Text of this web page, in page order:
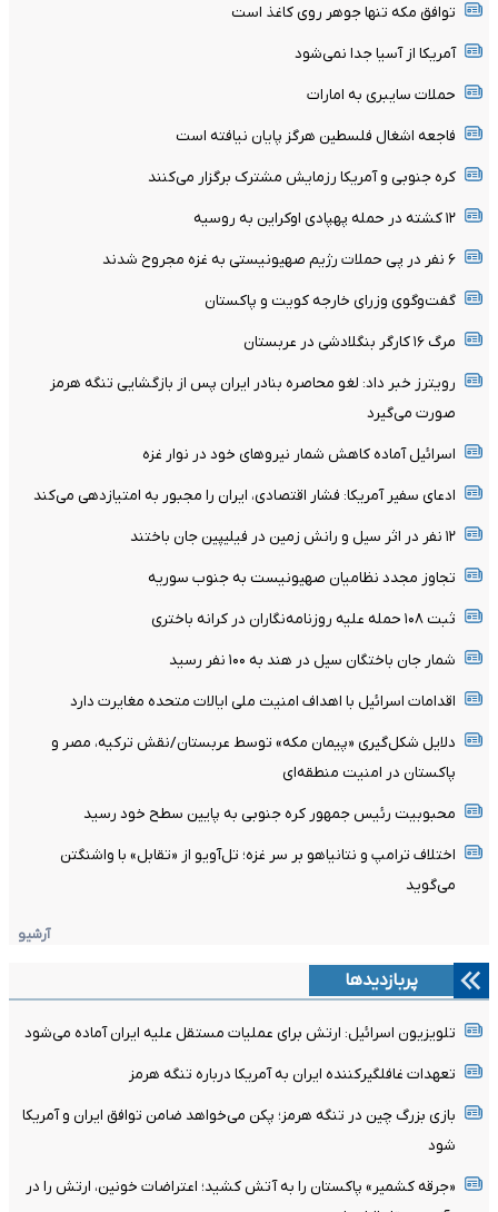
توافق مکه تنها جوهر روی کاغذ است
آمریکا از آسیا جدا نمی‌شود
حملات سایبری به امارات
فاجعه اشغال فلسطین هرگز پایان نیافته است
کره جنوبی و آمریکا رزمایش مشترک برگزار می‌کنند
۱۲ کشته در حمله پهپادی اوکراین به روسیه
۶ نفر در پی حملات رژیم صهیونیستی به غزه مجروح شدند
گفت‌وگوی وزرای خارجه کویت و پاکستان
مرگ ۱۶ کارگر بنگلادشی در عربستان
رویترز خبر داد: لغو محاصره بنادر ایران پس از بازگشایی تنگه هرمز
صورت می‌گیرد
اسرائیل آماده کاهش شمار نیروهای خود در نوار غزه
ادعای سفیر آمریکا: فشار اقتصادی، ایران را مجبور به امتیازدهی می‌کند
۱۲ نفر در اثر سیل و رانش زمین در فیلیپین جان باختند
تجاوز مجدد نظامیان صهیونیست به جنوب سوریه
ثبت ۱۰۸ حمله علیه روزنامه‌نگاران در کرانه باختری
شمار جان باختگان سیل در هند به ۱۰۰ نفر رسید
اقدامات اسرائیل با اهداف امنیت ملی ایالات متحده مغایرت دارد
دلایل شکل‌گیری «پیمان مکه» توسط عربستان/نقش ترکیه، مصر و
پاکستان در امنیت منطقه‌ای
محبوبیت رئیس جمهور کره جنوبی به پایین سطح خود رسید
اختلاف ترامپ و نتانیاهو بر سر غزه؛ تل‌آویو از «تقابل» با واشنگتن
می‌گوید
آرشیو
پربازدیدها
تلویزیون اسرائیل: ارتش برای عملیات مستقل علیه ایران آماده می‌شود
تعهدات غافلگیرکننده ایران به آمریکا درباره تنگه هرمز
بازی بزرگ چین در تنگه هرمز؛ پکن می‌خواهد ضامن توافق ایران و آمریکا
شود
«جرقه کشمیر» پاکستان را به آتش کشید؛ اعتراضات خونین، ارتش را در